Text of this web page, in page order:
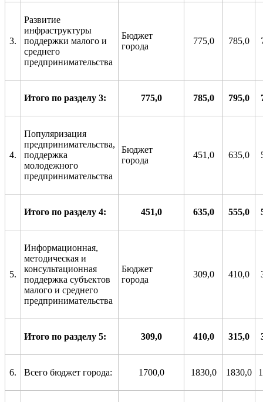
3.
Развитие
инфраструктуры
поддержки малого и
среднего
предпринимательства
Бюджет
города
775,0 785,0
Итого по разделу 3: 775,0 785,0 795,0
4.
Популяризация
предпринимательства,
поддержка
молодежного
предпринимательства
Бюджет
города
451,0 635,0
Итого по разделу 4: 451,0 635,0 555,0
5.
Информационная,
методическая и
консультационная
поддержка субъектов
малого и среднего
предпринимательства
Бюджет
города
309,0 410,0
Итого по разделу 5: 309,0 410,0 315,0
6. Всего бюджет города: 1700,0 1830,0 1830,0